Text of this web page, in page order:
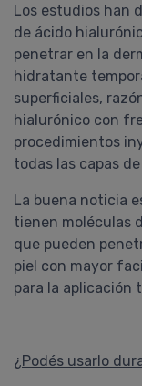
Los estudios han
de ácido
penetrar en la
hidratante
superficiales,
hialurónico con
procedimientos
todas las capas
La buena noticia
tienen moléculas
que pueden
piel con mayor
para la aplicación
¿Podés usarlo